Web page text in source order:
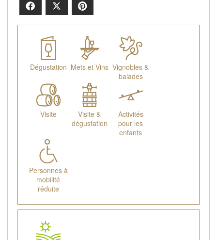
Facebook
Dégustation Mets et Vins Vignobles &
balades
Visite
Visite &
dégustation
Activités
pour les
enfants
Personnes à
mobilité
réduite